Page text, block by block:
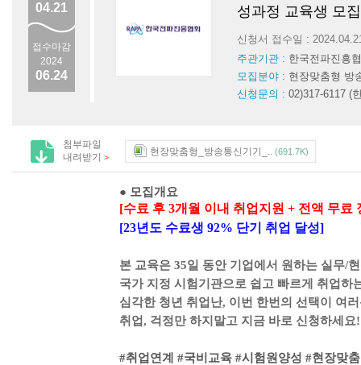
04.21
접수마감
2024
06.24
성과정 교육생 모집
신청서 접수일 :
주관기관 : 한국전파진흥
모집분야 : 현장맞춤형 방
신청문의 : 02)317-6117 (
첨부파일
내려받기 > 현장맞춤형_방송통신기기_.. (691.7K)
● 모집개요
[수료 후 3개월 이내 취업지원 + 전액 무료
[23년도 수료생 92% 단기 취업 달성]
본 교육은 35일 동안 기업에서 원하는 실무/
국가 지정 시험기관으로 쉽고 빠르게 취업하
심각한 청년 취업난, 이번 한번의 선택이 여
취업, 걱정만 하지말고 지금 바로 신청하세요!
#취업연계 #국비교육 #시험원양성 #현장맞